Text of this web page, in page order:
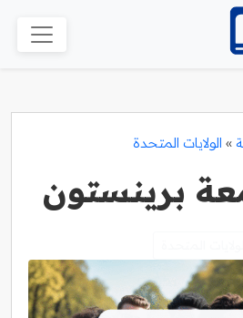
» الولايات المتحدة
برينستون